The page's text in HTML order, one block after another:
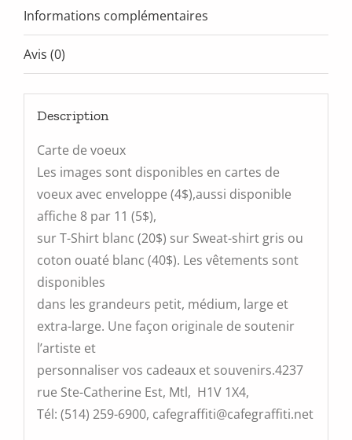
Informations complémentaires
Avis (0)
Description
Carte de voeux
Les images sont disponibles en cartes de
voeux avec enveloppe (4$),aussi disponible
affiche 8 par 11 (5$),
sur T-Shirt blanc (20$) sur Sweat-shirt gris ou
coton ouaté blanc (40$). Les vêtements sont
disponibles
dans les grandeurs petit, médium, large et
extra-large. Une façon originale de soutenir
l’artiste et
personnaliser vos cadeaux et souvenirs.4237
rue Ste-Catherine Est, Mtl, H1V 1X4,
Tél: (514) 259-6900, cafegraffiti@cafegraffiti.net